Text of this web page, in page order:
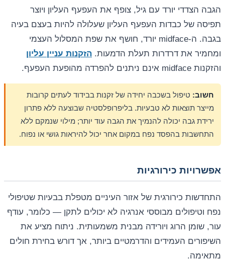
הגבה הצדדי יורד עם גיל, צופף את העפעף העליון ויוצר
תפיסה של כבדות העפעף העליון שעלולה להיות בעצם בעיה
בגבה. ה-midface יורד, חושף את שפת המסלול העצמי
ומחמיר את דרדרות תעלת הדמעות. הזקנות עניין עליון
והזקנות midface אינם ניתנים להפרדה מהופעת העפעף.
חשוב: טיפול בשכבה יחידה של זקנות בבידוד לעתים קרובות
מייצר תוצאות לא טבעיות. בליפרופלסטיה שבוצעה ללא פתרון
ירידת גבה יכולה להנמיך את הגבה עוד יותר; מילוי שנמקם ללא
התחשבות בהפסד נפח במקום אחר יכול להיראות גושי או נפוח.
אפשרויות כירורגיות
התחדשות כירורגית של אזור העיניים מטפלת בבעיות שטיפולי
נפח וטיפולים מבוססי אנרגיה לא יכולים לתקן — כלומר, עודף
עור, שומן הרוג ויורידה מבנית משמעותית. ניתוח מציע את
השיפורים העמידים והדרמטיים ביותר, אך דורש בחירת חולים
מתאימה.